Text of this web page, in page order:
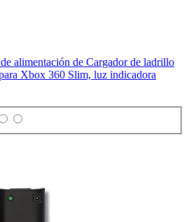
alimentación de Cargador de ladrillo
Xbox 360 Slim, luz indicadora